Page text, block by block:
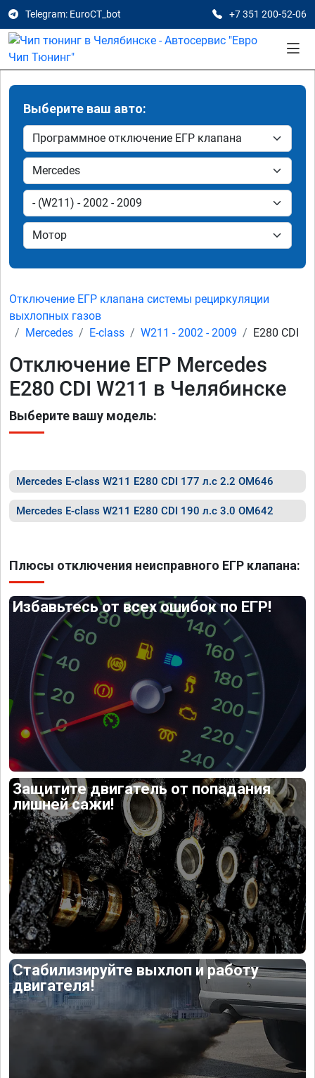
Telegram: EuroCT_bot +7 351 200-52-06
Выберите ваш авто:
Отключение ЕГР клапана системы рециркуляции
выхлопных газов
Mercedes
E-class W211 - 2002 - 2009 E280 CDI
Отключение ЕГР Mercedes
E280 CDI W211 в Челябинске
Выберите вашу модель:
Mercedes E-class W211 E280 CDI 177 л.с 2.2 OM646
Mercedes E-class W211 E280 CDI 190 л.с 3.0 OM642
Плюсы отключения неисправного ЕГР клапана:
Избавьтесь от всех ошибок по ЕГР!
Защитите двигатель от попадания
лишней сажи!
Стабилизируйте выхлоп и работу
двигателя!